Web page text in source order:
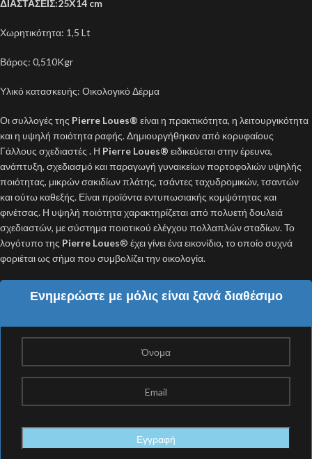
ΔΙΑΣΤΑΣΕΙΣ:25X14 cm
Χωρητικότητα: 1,5 Lt
Βάρος: 0,510Kgr
Υλικό κατασκευής: Οικολογικό Δέρμα
Οι συλλογές της Pierre Loues® είναι η πρακτικότητα, η λειτουργικότητα
και η υψηλή ποιότητα ραφής. Δημιουργήθηκαν από κορυφαίους
Γάλλους σχεδιαστές . Η Pierre Loues® ειδικεύεται στην έρευνα,
ανάπτυξη, σχεδιασμό και παραγωγή γυναικείων πορτοφολιών υψηλής
ποιότητας, μικρών σακιδίων πλάτης, τσάντες ταχυδρομικών, τσαντών
και ούτω καθεξής. Είναι προϊόντα εντυπωσιακής κομψότητας και
φινέτσας. Η υψηλή ποιότητα χαρακτηρίζεται από πολυετή δουλειά
σχεδιαστών, με σύστημα ποιοτικού ελέγχου πολλαπλών σταδίων. Το
λογότυπο της Pierre Loues® έχει γίνει ένα εικονίδιο, το οποίο συχνά
φοριέται ως σήμα που συμβολίζει την οικολογία.
Ενημερώστε με μόλις είναι ξανά διαθέσιμο